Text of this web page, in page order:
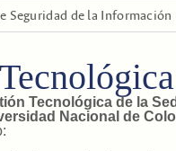
Seguridad de la Información
Tecnológica de la
Nacional de